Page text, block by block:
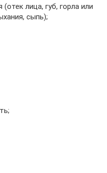
(отек лица, губ, горла или
сыпь);